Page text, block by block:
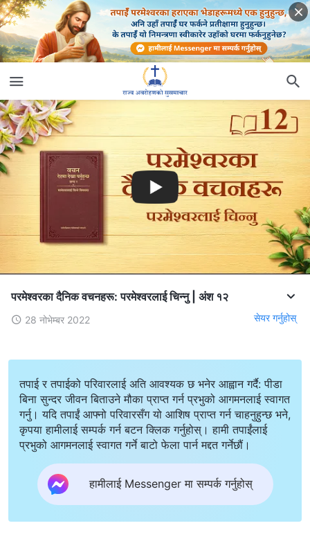
परमेश्‍वरका दैनिक वचनहरू: परमेश्‍वरलाई चिन्‍नु | अंश १२
28 नोभेम्बर 2022 सेयर गर्नुहोस्
तपाई र तपाईको परिवारलाई अति आवश्यक छ भनेर आह्वान गर्दै: पीडा
बिना सुन्दर जीवन बिताउने मौका प्राप्त गर्न प्रभुको आगमनलाई स्वागत
गर्नु। यदि तपाईं आफ्नो परिवारसँग यो आशिष प्राप्त गर्न चाहनुहुन्छ भने,
कृपया हामीलाई सम्पर्क गर्न बटन क्लिक गर्नुहोस्। हामी तपाईंलाई
प्रभुको आगमनलाई स्वागत गर्ने बाटो फेला पार्न मद्दत गर्नेछौं।
हामीलाई Messenger मा सम्पर्क गर्नुहोस्